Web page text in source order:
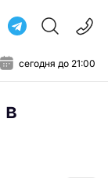
сегодня до 21:00
в